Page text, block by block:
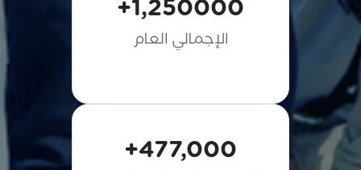
1,250000+
الإجمالي العام
477,000+